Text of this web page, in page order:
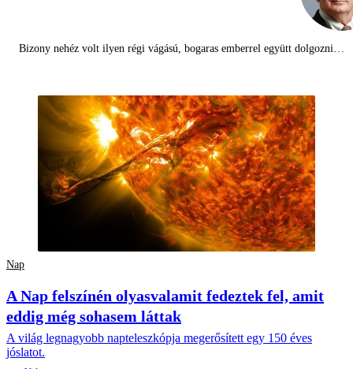
Bizony nehéz volt ilyen régi vágású, bogaras emberrel együtt dolgozni…
Nap
A Nap felszínén olyasvalamit fedeztek fel, amit
eddig még sohasem láttak
A világ legnagyobb napteleszkópja megerősített egy 150 éves
jóslatot.